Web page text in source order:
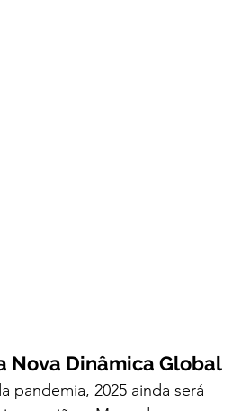
Nova Dinâmica Global
pandemia, 2025 ainda será